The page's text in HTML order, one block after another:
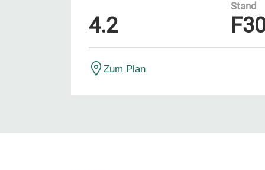
4.2
Stand
Zum Plan